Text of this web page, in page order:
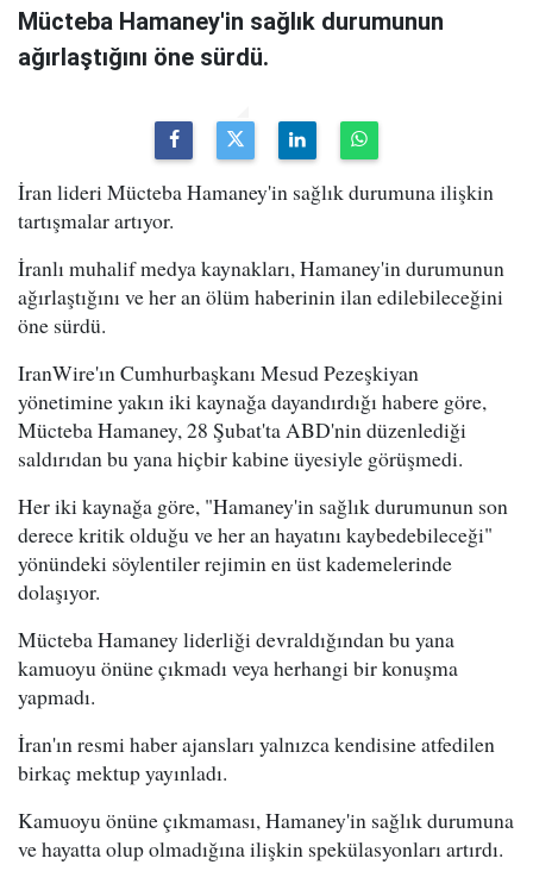
Mücteba Hamaney'in sağlık durumunun
ağırlaştığını öne sürdü.
İran lideri Mücteba Hamaney'in sağlık durumuna ilişkin
tartışmalar artıyor.
İranlı muhalif medya kaynakları, Hamaney'in durumunun
ağırlaştığını ve her an ölüm haberinin ilan edilebileceğini
öne sürdü.
IranWire'ın Cumhurbaşkanı Mesud Pezeşkiyan
yönetimine yakın iki kaynağa dayandırdığı habere göre,
Mücteba Hamaney, 28 Şubat'ta ABD'nin düzenlediği
saldırıdan bu yana hiçbir kabine üyesiyle görüşmedi.
Her iki kaynağa göre, "Hamaney'in sağlık durumunun son
derece kritik olduğu ve her an hayatını kaybedebileceği"
yönündeki söylentiler rejimin en üst kademelerinde
dolaşıyor.
Mücteba Hamaney liderliği devraldığından bu yana
kamuoyu önüne çıkmadı veya herhangi bir konuşma
yapmadı.
İran'ın resmi haber ajansları yalnızca kendisine atfedilen
birkaç mektup yayınladı.
Kamuoyu önüne çıkmaması, Hamaney'in sağlık durumuna
ve hayatta olup olmadığına ilişkin spekülasyonları artırdı.